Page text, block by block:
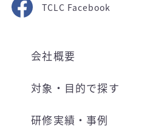
TCLC Facebook
会社概要
対象・目的で探す
研修実績・事例